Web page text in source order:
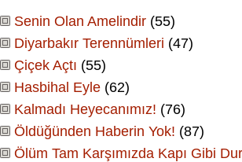
Senin Olan Amelindir (55)
Diyarbakır Terennümleri (47)
Çiçek Açtı (55)
Hasbihal Eyle (62)
Kalmadı Heyecanımız! (76)
Öldüğünden Haberin Yok! (87)
Ölüm Tam Karşımızda Kapı Gibi